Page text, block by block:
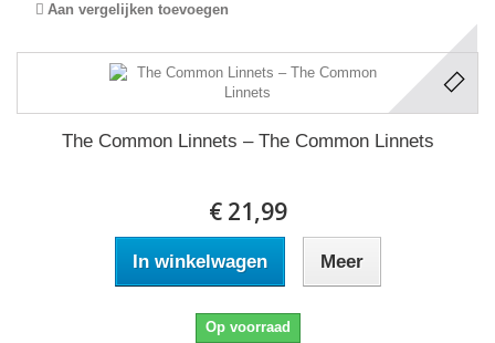
Aan vergelijken toevoegen
The Common Linnets ‎– The Common Linnets
€ 21,99
In winkelwagen Meer
Op voorraad